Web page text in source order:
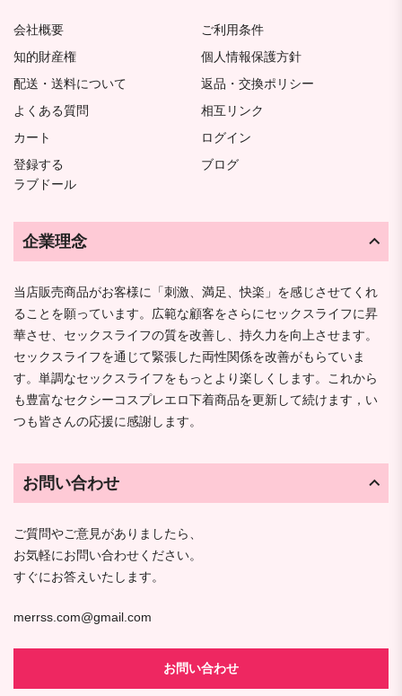
会社概要
ご利用条件
知的財産権
個人情報保護方針
配送・送料について
返品・交換ポリシー
よくある質問
相互リンク
カート
ログイン
登録する
ブログ
ラブドール
企業理念
当店販売商品がお客様に「刺激、満足、快楽」を感じさせてくれ
ることを願っています。広範な顧客をさらにセックスライフに昇
華させ、セックスライフの質を改善し、持久力を向上させます。
セックスライフを通じて緊張した両性関係を改善がもらていま
す。単調なセックスライフをもっとより楽しくします。これから
も豊富なセクシーコスプレエロ下着商品を更新して続けます，い
つも皆さんの応援に感謝します。
お問い合わせ
ご質問やご意見がありましたら、
お気軽にお問い合わせください。
すぐにお答えいたします。
merrss.com@gmail.com
お問い合わせ